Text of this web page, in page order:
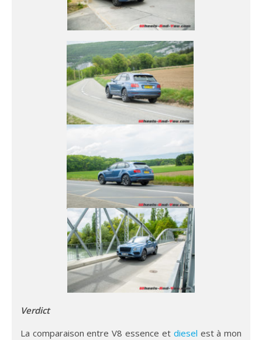
Verdict
La comparaison entre V8 essence et diesel est à mon